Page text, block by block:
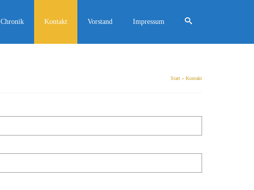
Chronik Kontakt Vorstand Impressum
Start » Kontakt